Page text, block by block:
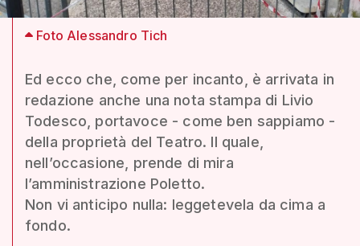
Foto Alessandro Tich
Ed ecco che, come per incanto, è arrivata in
redazione anche una nota stampa di Livio
Todesco, portavoce - come ben sappiamo -
della proprietà del Teatro. Il quale,
nell’occasione, prende di mira
l’amministrazione Poletto.
Non vi anticipo nulla: leggetevela da cima a
fondo.